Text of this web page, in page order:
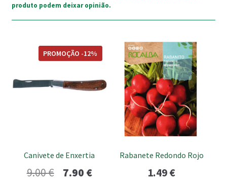
produto podem deixar opinião.
Canivete de Enxertia
PROMOÇÃO -12%
9.00€ 7.90 €O
Rabanete Redondo Rojo
1.49€